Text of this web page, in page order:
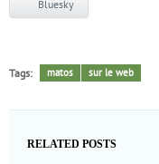
Bluesky
Tags: matos sur le web
RELATED POSTS